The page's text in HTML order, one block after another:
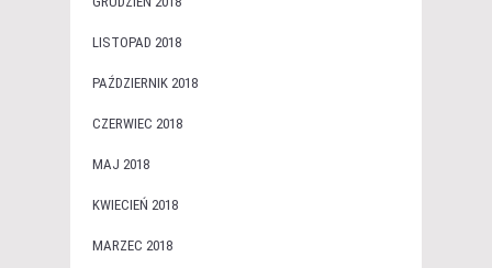
LISTOPAD 2018
PAŹDZIERNIK 2018
CZERWIEC 2018
MAJ 2018
KWIECIEŃ 2018
MARZEC 2018